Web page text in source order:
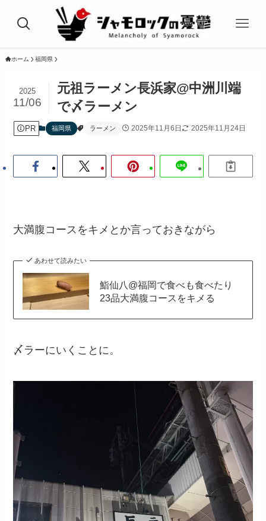
ホーム 福岡県
元祖ラーメン長浜家@中洲川端
で〆ラーメン
2025
11/06
PR 福岡県 ラーメン 2025年11月6日 2025年11月24日
大満腹コースをキメとか言っておきながら
あわせて読みたい
鮨仙八@福岡で食べも食べたり
23品大満腹コースをキメる
〆ラーにいくことに。